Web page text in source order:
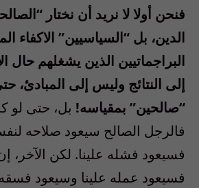
فنحن أولا لا نريد أن نختار
الدين، بل “السياسيين” الاكفاء
البراجماتيين الذين يشغلهم حال
إلى النتائج وليس إلى المبادئ،
“صالحين” بمقياسه! بل، حتى لو
فالرجل الصالح سيعود صلاحه
فسيعود فشله علينا. لكن الآخر،
فسيعود عمله علينا وسيعود